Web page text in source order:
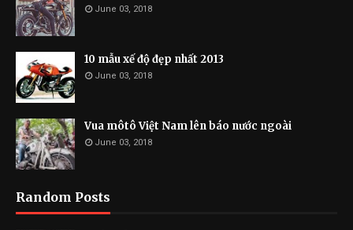
June 03, 2018
10 mẫu xế độ đẹp nhất 2013
June 03, 2018
Vua môtô Việt Nam lên báo nước ngoài
June 03, 2018
Random Posts